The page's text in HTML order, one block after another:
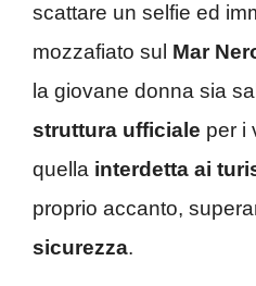
scattare un selfie ed
mozzafiato sul Mar
la giovane donna sia
struttura ufficiale per i
quella interdetta ai
proprio accanto,
sicurezza.